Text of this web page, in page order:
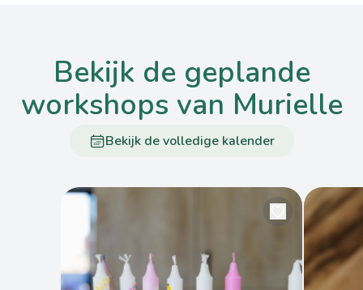
bekijk de geplande
workshops van Murielle
Bekijk de volledige kalender